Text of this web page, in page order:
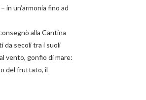
in un’armonia fino ad
alla Cantina
da secoli tra i suoli
vento, gonfio di mare:
del fruttato, il